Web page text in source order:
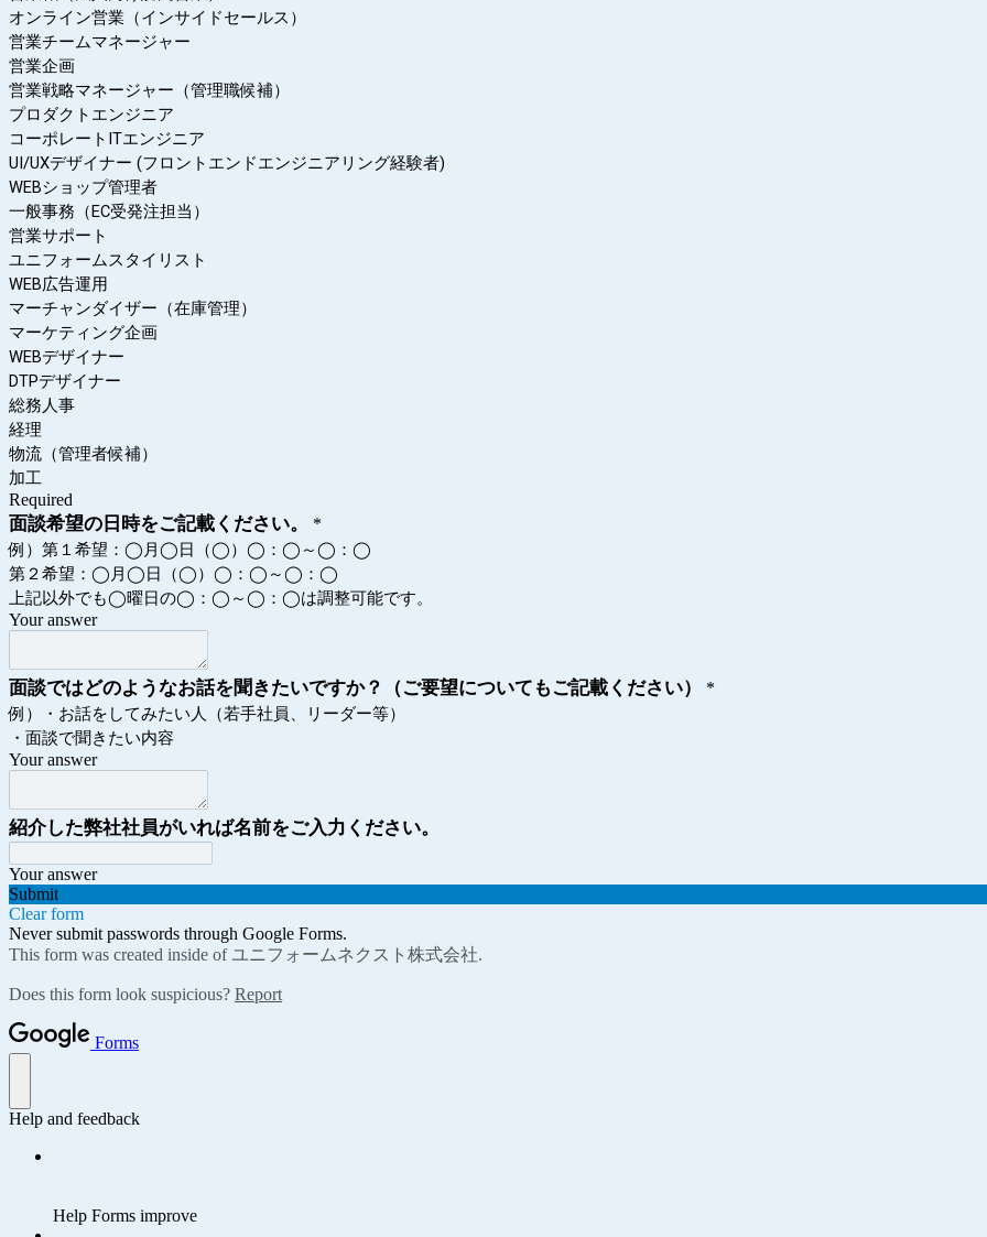
オンライン営業（インサイドセールス）
営業チームマネージャー
営業企画
営業戦略マネージャー（管理職候補）
プロダクトエンジニア
コーポレートITエンジニア
UI/UXデザイナー (フロントエンドエンジニアリング経験者)
WEBショップ管理者
一般事務（EC受発注担当）
営業サポート
ユニフォームスタイリスト
WEB広告運用
マーチャンダイザー（在庫管理）
マーケティング企画
WEBデザイナー
DTPデザイナー
総務人事
経理
物流（管理者候補）
加工
Required
面談希望の日時をご記載ください。 *
例）第１希望：◯月◯日（◯）◯：◯～◯：◯
第２希望：◯月◯日（◯）◯：◯～◯：◯
上記以外でも◯曜日の◯：◯～◯：◯は調整可能です。
Your answer
面談ではどのようなお話を聞きたいですか？（ご要望についてもご記載ください） *
例）・お話をしてみたい人（若手社員、リーダー等）
・面談で聞きたい内容
Your answer
紹介した弊社社員がいれば名前をご入力ください。
Your answer
Submit
Clear form
Never submit passwords through Google Forms.
This form was created inside of ユニフォームネクスト株式会社.
Does this form look suspicious? Report
Forms
Help and feedback
Help Forms improve